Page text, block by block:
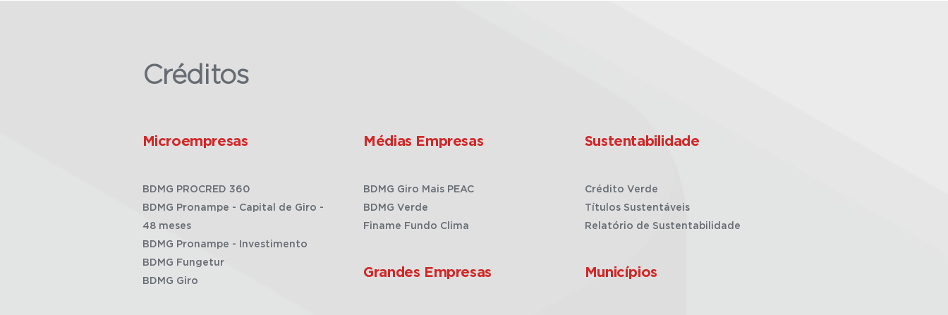
Créditos
Microempresas
BDMG PROCRED 360
BDMG Pronampe - Capital de Giro -
48 meses
BDMG Pronampe - Investimento
BDMG Fungetur
BDMG Giro
Médias Empresas
BDMG Giro Mais PEAC
BDMG Verde
Finame Fundo Clima
Grandes Empresas
Sustentabilidade
Crédito Verde
Títulos Sustentáveis
Relatório de Sustentabilidade
Municípios